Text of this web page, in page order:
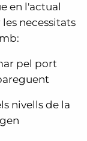
en l'actual
necessitats
pel port
nivells de la